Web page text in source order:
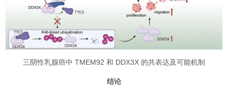
三阴性乳腺癌中 TMEM92 和 DDX3X 的共表达及可能机制
结论